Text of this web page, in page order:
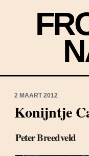
2 MAART 2012
Konijntje
Peter Breedveld